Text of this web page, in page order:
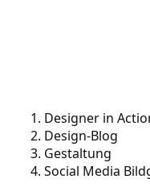
Designer in
Design-Blog
Gestaltung
Social Media